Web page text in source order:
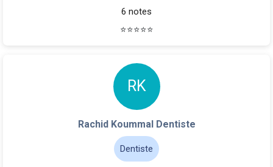
6 notes
⭐⭐⭐⭐⭐
RK
Rachid Koummal Dentiste
Dentiste